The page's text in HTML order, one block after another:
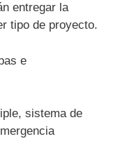
entregar la
tipo de proyecto.
e
sistema de